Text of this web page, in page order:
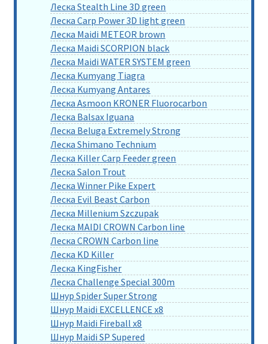
Леска Stealth Line 3D green
Леска Carp Power 3D light green
Леска Maidi METEOR brown
Леска Maidi SCORPION black
Леска Maidi WATER SYSTEM green
Леска Kumyang Tiagra
Леска Kumyang Antares
Леска Asmoon KRONER Fluorocarbon
Леска Balsax Iguana
Леска Beluga Extremely Strong
Леска Shimano Technium
Леска Killer Carp Feeder green
Леска Salon Trout
Леска Winner Pike Expert
Леска Evil Beast Carbon
Леска Millenium Szczupak
Леска MAIDI CROWN Carbon line
Леска CROWN Carbon line
Леска KD Killer
Леска KingFisher
Леска Challenge Special 300m
Шнур Spider Super Strong
Шнур Maidi EXCELLENCE x8
Шнур Maidi Fireball x8
Шнур Maidi SP Supered